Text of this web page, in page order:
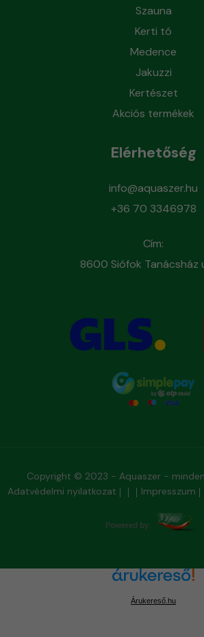
Szauna
Kerti tó
Medence
Jakuzzi
Kertészet
Akciós termékek
Elérhetőség
info@aquaszer.hu
+36 70 3346978
Cím:
8600 Siófok Tanácsház
Copyright © 2023 - Aquaszer -
Adatvédelmi nyilatkozat
Impresszum
Árukereső.hu